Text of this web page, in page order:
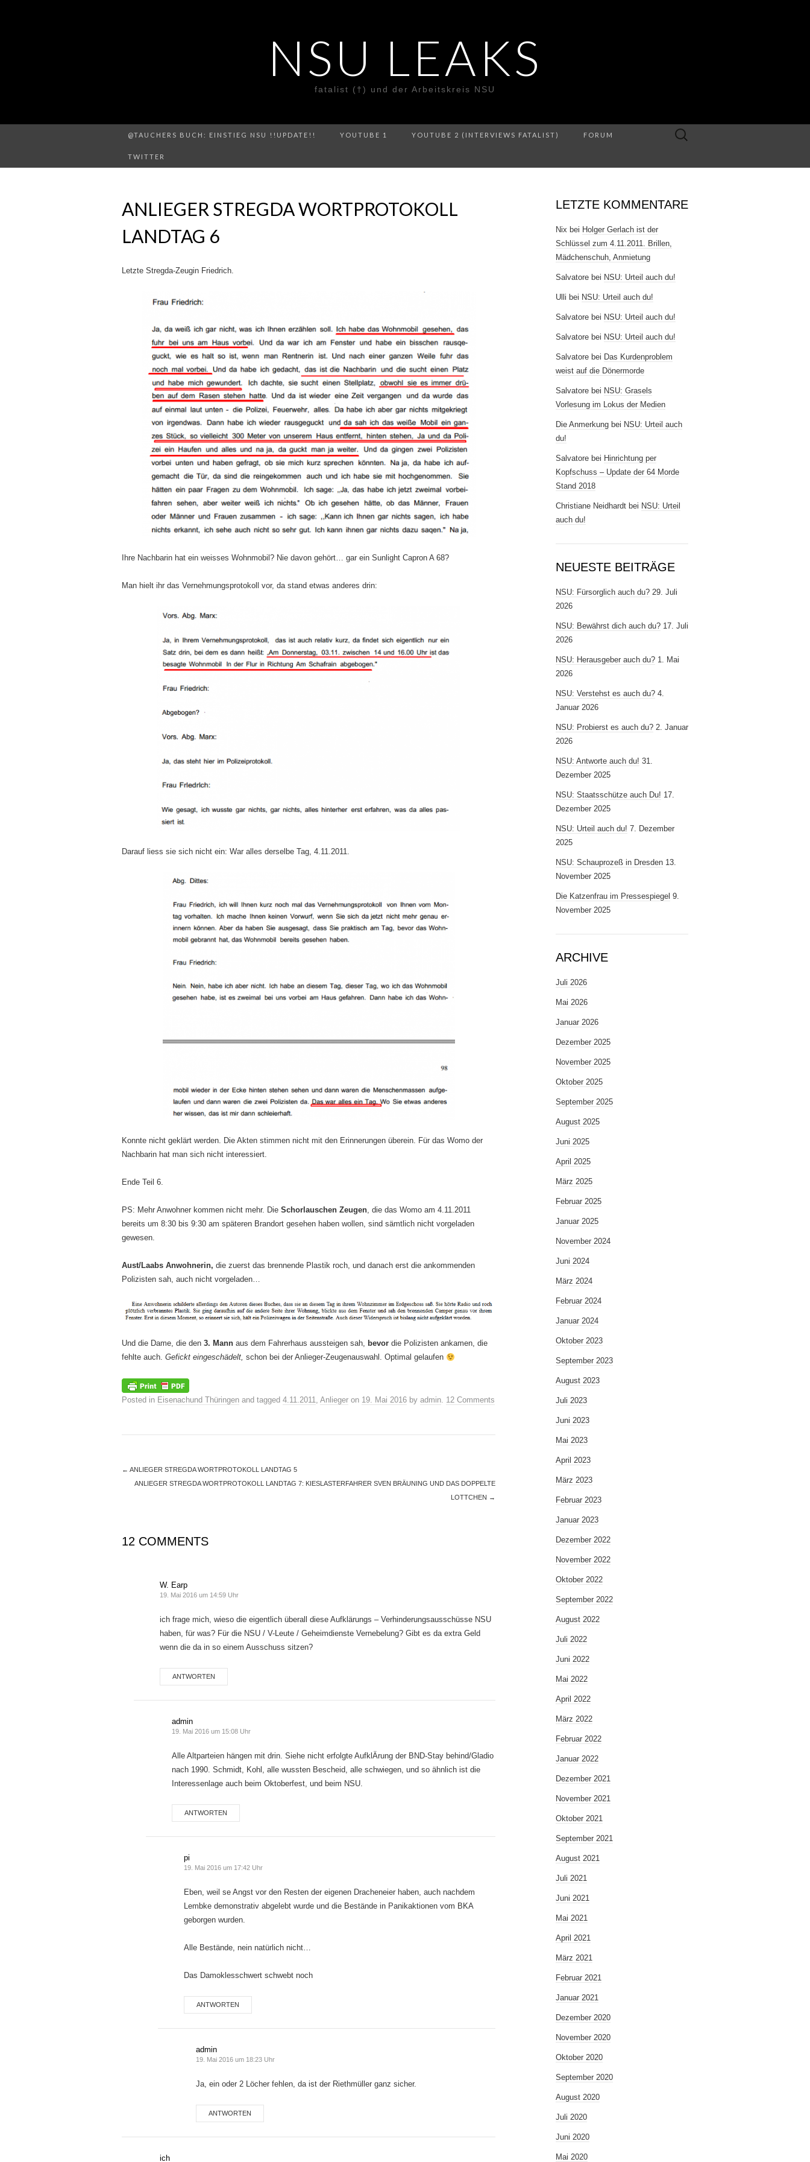
NSU LEAKS
fatalist (†) und der Arbeitskreis NSU
@TAUCHERS BUCH: EINSTIEG NSU !!UPDATE!! YOUTUBE 1 YOUTUBE 2 (INTERVIEWS FATALIST) FORUM
TWITTER
Suche
ANLIEGER STREGDA WORTPROTOKOLL
LANDTAG 6
Letzte Stregda-Zeugin Friedrich.
Ihre Nachbarin hat ein weisses Wohnmobil? Nie davon gehört… gar ein Sunlight Capron A 68?
Man hielt ihr das Vernehmungsprotokoll vor, da stand etwas anderes drin:
Darauf liess sie sich nicht ein: War alles derselbe Tag, 4.11.2011.
Konnte nicht geklärt werden. Die Akten stimmen nicht mit den Erinnerungen überein. Für das Womo der
Nachbarin hat man sich nicht interessiert.
Ende Teil 6.
PS: Mehr Anwohner kommen nicht mehr. Die Schorlauschen Zeugen , die das Womo am 4.11.2011
bereits um 8:30 bis 9:30 am späteren Brandort gesehen haben wollen, sind sämtlich nicht vorgeladen
gewesen.
Aust/Laabs Anwohnerin, die zuerst das brennende Plastik roch, und danach erst die ankommenden
Polizisten sah, auch nicht vorgeladen…
Und die Dame, die den 3. Mann aus dem Fahrerhaus aussteigen sah, bevor die Polizisten ankamen, die
fehlte auch. Gefickt eingeschädelt, schon bei der Anlieger-Zeugenauswahl. Optimal gelaufen
Posted in Eisenachund Thüringen and tagged 4.11.2011 Anlieger on 19. Mai 2016 by admin 12 Comments
← ANLIEGER STREGDA WORTPROTOKOLL LANDTAG 5
ANLIEGER STREGDA WORTPROTOKOLL LANDTAG 7: KIESLASTERFAHRER SVEN BRÄUNING UND DAS DOPPELTE
LOTTCHEN →
12 COMMENTS
W. Earp
19. Mai 2016 um 14:59 Uhr
ich frage mich, wieso die eigentlich überall diese Aufklärungs – Verhinderungsausschüsse NSU
haben, für was? Für die NSU / V-Leute / Geheimdienste Vernebelung? Gibt es da extra Geld
wenn die da in so einem Ausschuss sitzen?
ANTWORTEN
admin
19. Mai 2016 um 15:08 Uhr
Alle Altparteien hängen mit drin. Siehe nicht erfolgte AufklÄrung der BND-Stay behind/Gladio
nach 1990. Schmidt, Kohl, alle wussten Bescheid, alle schwiegen, und so ähnlich ist die
Interessenlage auch beim Oktoberfest, und beim NSU.
ANTWORTEN
pi
19. Mai 2016 um 17:42 Uhr
Eben, weil se Angst vor den Resten der eigenen Dracheneier haben, auch nachdem
Lembke demonstrativ abgelebt wurde und die Bestände in Panikaktionen vom BKA
geborgen wurden.
Alle Bestände, nein natürlich nicht…
Das Damoklesschwert schwebt noch
ANTWORTEN
admin
19. Mai 2016 um 18:23 Uhr
Ja, ein oder 2 Löcher fehlen, da ist der Riethmüller ganz sicher.
ANTWORTEN
ich
LETZTE KOMMENTARE
Nix bei Holger Gerlach ist der
Schlüssel zum 4.11.2011. Brillen,
Mädchenschuh, Anmietung
Salvatore bei NSU: Urteil auch du!
Ulli bei NSU: Urteil auch du!
Salvatore bei NSU: Urteil auch du!
Salvatore bei NSU: Urteil auch du!
Salvatore bei Das Kurdenproblem
weist auf die Dönermorde
Salvatore bei NSU: Grasels
Vorlesung im Lokus der Medien
Die Anmerkung bei NSU: Urteil auch
du!
Salvatore bei Hinrichtung per
Kopfschuss – Update der 64 Morde
Stand 2018
Christiane Neidhardt bei NSU: Urteil
auch du!
NEUESTE BEITRÄGE
NSU: Fürsorglich auch du? 29. Juli
2026
NSU: Bewährst dich auch du? 17. Juli
2026
NSU: Herausgeber auch du? 1. Mai
2026
NSU: Verstehst es auch du? 4.
Januar 2026
NSU: Probierst es auch du? 2. Januar
2026
NSU: Antworte auch du! 31.
Dezember 2025
NSU: Staatsschütze auch Du! 17.
Dezember 2025
NSU: Urteil auch du! 7. Dezember
2025
NSU: Schauprozeß in Dresden 13.
November 2025
Die Katzenfrau im Pressespiegel 9.
November 2025
ARCHIVE
Juli 2026
Mai 2026
Januar 2026
Dezember 2025
November 2025
Oktober 2025
September 2025
August 2025
Juni 2025
April 2025
März 2025
Februar 2025
Januar 2025
November 2024
Juni 2024
März 2024
Februar 2024
Januar 2024
Oktober 2023
September 2023
August 2023
Juli 2023
Juni 2023
Mai 2023
April 2023
März 2023
Februar 2023
Januar 2023
Dezember 2022
November 2022
Oktober 2022
September 2022
August 2022
Juli 2022
Juni 2022
Mai 2022
April 2022
März 2022
Februar 2022
Januar 2022
Dezember 2021
November 2021
Oktober 2021
September 2021
August 2021
Juli 2021
Juni 2021
Mai 2021
April 2021
März 2021
Februar 2021
Januar 2021
Dezember 2020
November 2020
Oktober 2020
September 2020
August 2020
Juli 2020
Juni 2020
Mai 2020